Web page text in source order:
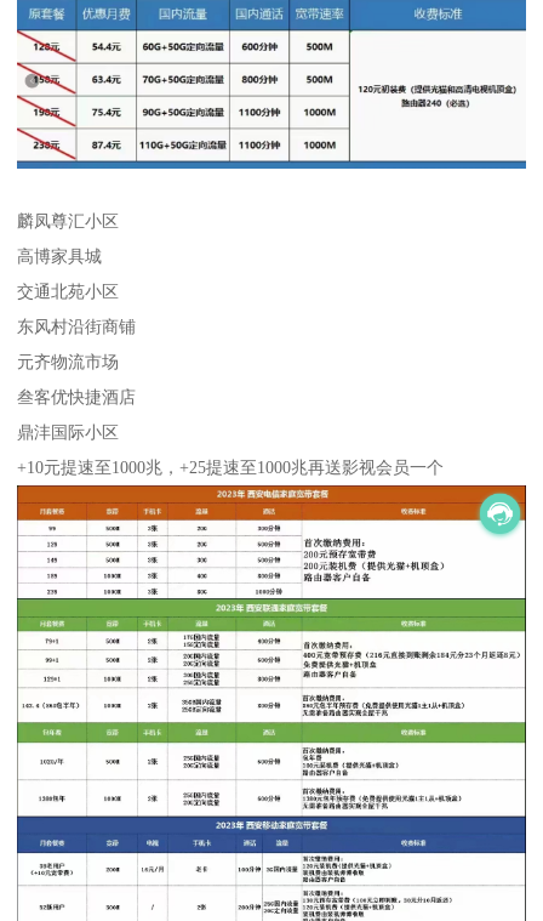
麟凤尊汇小区
高博家具城
交通北苑小区
东风村沿街商铺
元齐物流市场
叁客优快捷酒店
鼎沣国际小区
+10元提速至1000兆，+25提速至1000兆再送影视会员一个